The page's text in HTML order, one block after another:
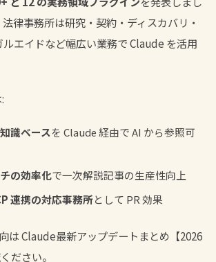
律事務所は研究・契約・ディスカバリ・
エイドなど幅広い業務で Claude を活用
識ベースを Claude 経由で AI から参照可
の効率化で一次解説記事の生産性向上
連携の対応事務所として PR 効果
はClaude最新アップデートまとめ【2026
ださい。